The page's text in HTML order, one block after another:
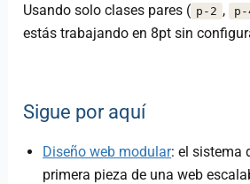
Usando solo clases pares ( p-2 , p-
estás trabajando en 8pt sin
Sigue por aquí
Diseño web modular: el sistema
primera pieza de una web